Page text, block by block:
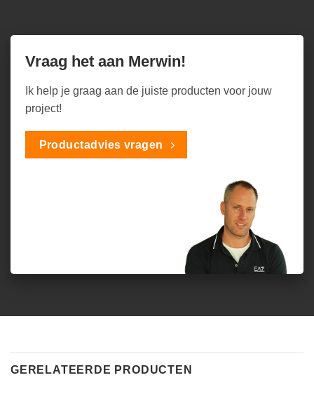
Vraag het aan Merwin!
Ik help je graag aan de juiste producten voor jouw
project!
Productadvies vragen
GERELATEERDE PRODUCTEN